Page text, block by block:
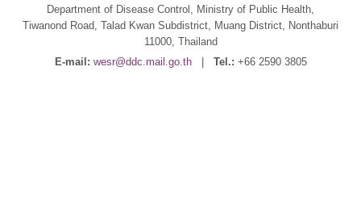
Department of Disease Control, Ministry of Public Health,
Tiwanond Road, Talad Kwan Subdistrict, Muang District, Nonthaburi
11000, Thailand
E-mail: wesr@ddc.mail.go.th| Tel.: +66 2590 3805